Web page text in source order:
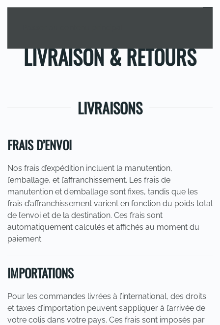
MENU
LIVRAISON & RETOURS
LIVRAISONS
FRAIS D’ENVOI
Nos frais d’expédition incluent la manutention,
l’emballage, et l’affranchissement. Les frais de
manutention et d’emballage sont fixes, tandis que les
frais d’affranchissement varient en fonction du poids total
de l’envoi et de la destination. Ces frais sont
automatiquement calculés et affichés au moment du
paiement.
IMPORTATIONS
Pour les commandes livrées à l’international, des droits
et taxes d’importation peuvent s’appliquer à l’arrivée de
votre colis dans votre pays. Ces frais sont imposés par